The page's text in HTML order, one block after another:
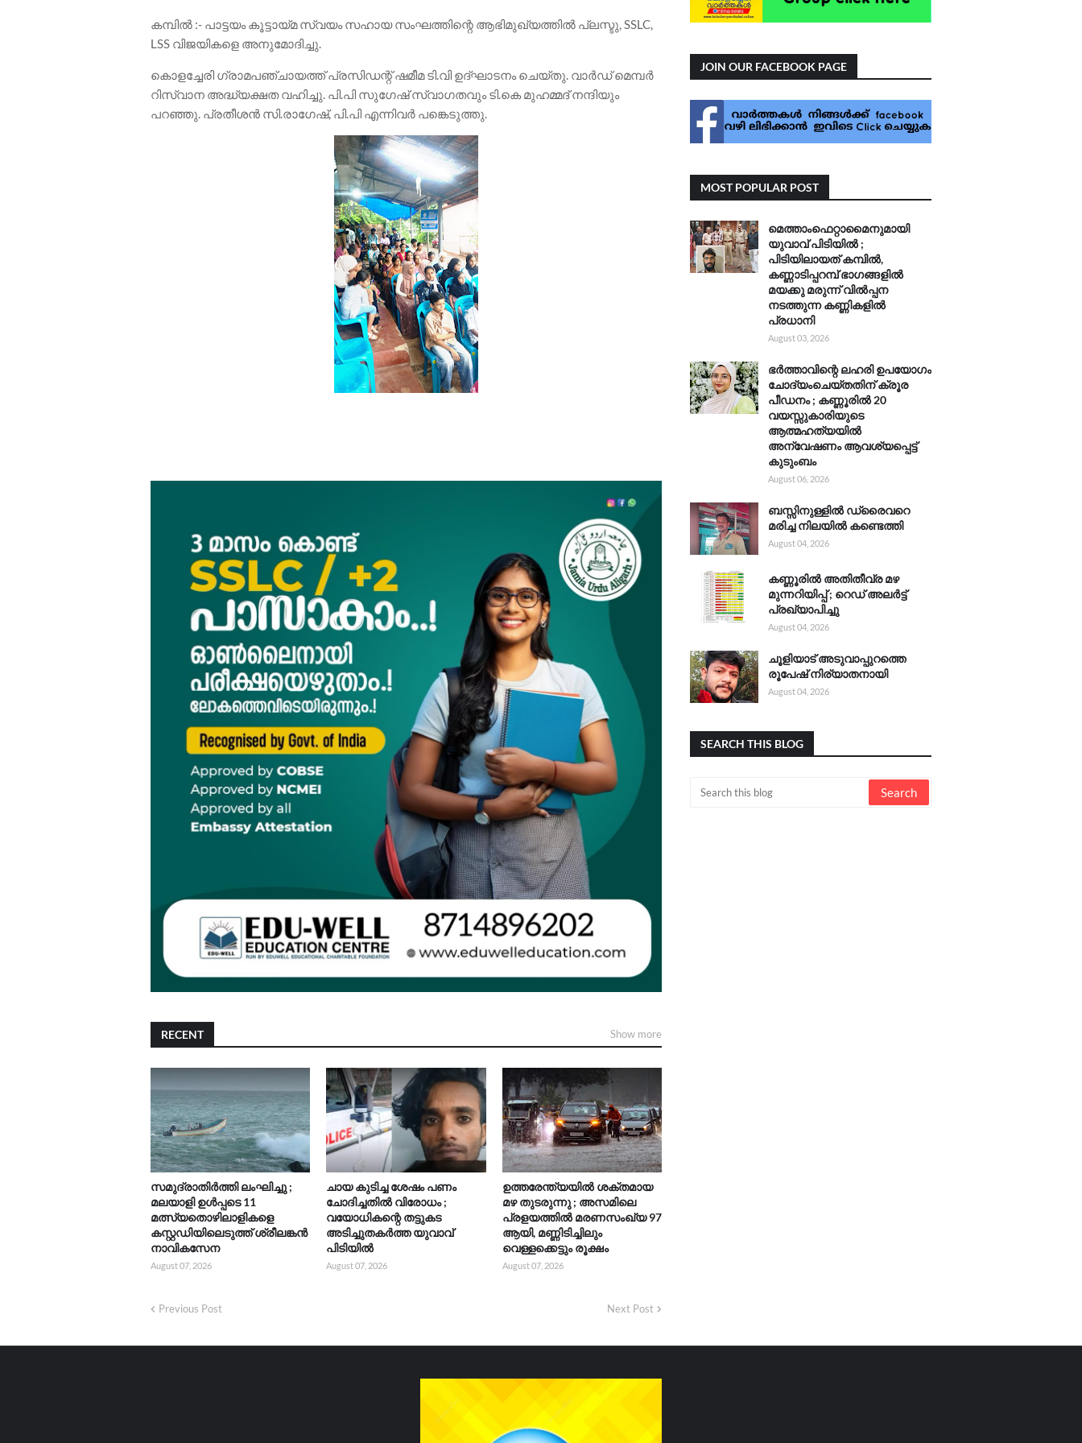
കമ്പിൽ :- പാട്ടയം കൂട്ടായ്മ സ്വയം സഹായ സംഘത്തിന്റെ ആഭിമുഖ്യത്തിൽ പ്ലസ്ടു, SSLC,
LSS വിജയികളെ അനുമോദിച്ചു.
കൊളച്ചേരി ഗ്രാമപഞ്ചായത്ത് പ്രസിഡന്റ് ഷമീമ ടി.വി ഉദ്ഘാടനം ചെയ്തു. വാർഡ് മെമ്പർ
റിസ്വാന അദ്ധ്യക്ഷത വഹിച്ചു. പി.പി സുഗേഷ് സ്വാഗതവും ടി.കെ മുഹമ്മദ് നന്ദിയും
പറഞ്ഞു. പ്രതീശൻ സി.രാഗേഷ്, പി.പി എന്നിവർ പങ്കെടുത്തു.
RECENT Show more
സമുദ്രാതിർത്തി ലംഘിച്ചു ;
മലയാളി ഉൾപ്പടെ 11
മത്സ്യതൊഴിലാളികളെ
കസ്റ്റഡിയിലെടുത്ത് ശ്രീലങ്കൻ
നാവികസേന
August 07, 2026
ചായ കുടിച്ച ശേഷം പണം
ചോദിച്ചതിൽ വിരോധം ;
വയോധികന്റെ തട്ടുകട
അടിച്ചുതകർത്ത യുവാവ്
പിടിയിൽ
August 07, 2026
ഉത്തരേന്ത്യയിൽ ശക്തമായ
മഴ തുടരുന്നു ; അസമിലെ
പ്രളയത്തിൽ മരണസംഖ്യ 97
ആയി, മണ്ണിടിച്ചിലും
വെള്ളക്കെട്ടും രൂക്ഷം
August 07, 2026
Previous Post Next Post
JOIN OUR FACEBOOK PAGE
MOST POPULAR POST
മെത്താംഫെറ്റാമൈനുമായി
യുവാവ് പിടിയിൽ ;
പിടിയിലായത് കമ്പിൽ,
കണ്ണാടിപ്പറമ്പ് ഭാഗങ്ങളിൽ
മയക്കു മരുന്ന് വിൽപ്പന
നടത്തുന്ന കണ്ണികളിൽ
പ്രധാനി
August 03, 2026
ഭർത്താവിന്റെ ലഹരി ഉപയോഗം
ചോദ്യംചെയ്തതിന് ക്രൂര
പീഡനം ; കണ്ണൂരിൽ 20
വയസ്സുകാരിയുടെ
ആത്മഹത്യയിൽ
അന്വേഷണം ആവശ്യപ്പെട്ട്
കുടുംബം
August 06, 2026
ബസ്സിനുള്ളിൽ ഡ്രൈവറെ
മരിച്ച നിലയിൽ കണ്ടെത്തി
August 04, 2026
കണ്ണൂരിൽ അതിതീവ്ര മഴ
മുന്നറിയിപ്പ് ; റെഡ് അലർട്ട്
പ്രഖ്യാപിച്ചു
August 04, 2026
ചൂളിയാട് അടുവാപ്പുറത്തെ
രൂപേഷ് നിര്യാതനായി
August 04, 2026
SEARCH THIS BLOG